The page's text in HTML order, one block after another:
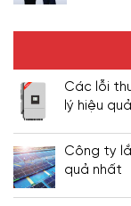
Các lỗi
lý hiệu quả
Công ty
quả nhất